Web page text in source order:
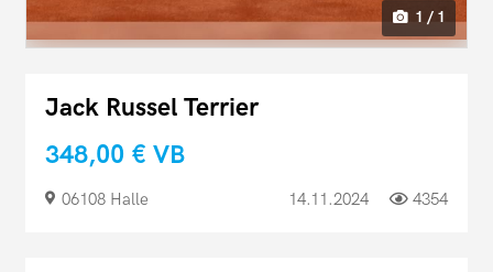
1 / 1
Jack Russel Terrier
348,00 € VB
06108 Halle 14.11.2024 4354